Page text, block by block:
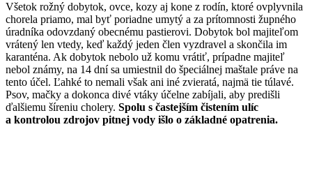
Všetok rožný dobytok, ovce, kozy aj kone z rodín, ktoré ovplyvnila
chorela priamo, mal byť poriadne umytý a za prítomnosti župného
úradníka odovzdaný obecnému pastierovi. Dobytok bol majiteľom
vrátený len vtedy, keď každý jeden člen vyzdravel a skončila im
karanténa. Ak dobytok nebolo už komu vrátiť, prípadne majiteľ
nebol známy, na 14 dní sa umiestnil do špeciálnej maštale práve na
tento účel. Ľahké to nemali však ani iné zvieratá, najmä tie túlavé.
Psov, mačky a dokonca divé vtáky účelne zabíjali, aby predišli
ďalšiemu šíreniu cholery. Spolu s častejším čistením ulíc
a kontrolou zdrojov pitnej vody išlo o základné opatrenia.